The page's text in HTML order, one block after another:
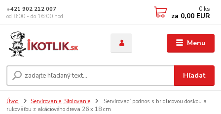
Menu
Hľadať
+421 902 212 007
od 8:00 - do 16:00 hod
0 ks
za 0,00 EUR
Úvod Servírovanie, Stolovanie
Servírovací podnos s bridlicovou doskou a
rukoväťou z akáciového dreva 26 x 18 cm